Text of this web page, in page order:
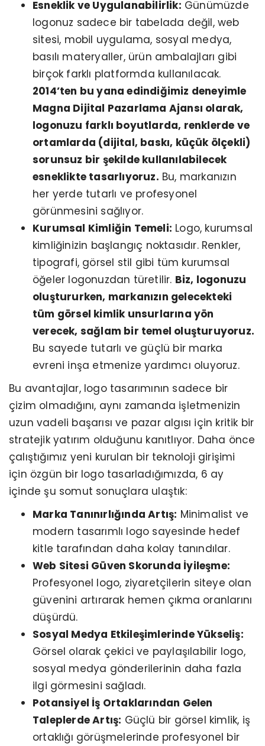
Esneklik ve Uygulanabilirlik: Günümüzde
logonuz sadece bir tabelada değil, web
sitesi, mobil uygulama, sosyal medya,
basılı materyaller, ürün ambalajları gibi
birçok farklı platformda kullanılacak.
2014’ten bu yana edindiğimiz deneyimle
Magna Dijital Pazarlama Ajansı olarak,
logonuzu farklı boyutlarda, renklerde ve
ortamlarda (dijital, baskı, küçük ölçekli)
sorunsuz bir şekilde kullanılabilecek
esneklikte tasarlıyoruz. Bu, markanızın
her yerde tutarlı ve profesyonel
görünmesini sağlıyor.
Kurumsal Kimliğin Temeli: Logo, kurumsal
kimliğinizin başlangıç noktasıdır. Renkler,
tipografi, görsel stil gibi tüm kurumsal
öğeler logonuzdan türetilir. Biz, logonuzu
oluştururken, markanızın gelecekteki
tüm görsel kimlik unsurlarına yön
verecek, sağlam bir temel oluşturuyoruz.
Bu sayede tutarlı ve güçlü bir marka
evreni inşa etmenize yardımcı oluyoruz.
Bu avantajlar, logo tasarımının sadece bir
çizim olmadığını, aynı zamanda işletmenizin
uzun vadeli başarısı ve pazar algısı için kritik bir
stratejik yatırım olduğunu kanıtlıyor. Daha önce
çalıştığımız yeni kurulan bir teknoloji girişimi
için özgün bir logo tasarladığımızda, 6 ay
içinde şu somut sonuçlara ulaştık:
Marka Tanınırlığında Artış: Minimalist ve
modern tasarımlı logo sayesinde hedef
kitle tarafından daha kolay tanındılar.
Web Sitesi Güven Skorunda İyileşme:
Profesyonel logo, ziyaretçilerin siteye olan
güvenini artırarak hemen çıkma oranlarını
düşürdü.
Sosyal Medya Etkileşimlerinde Yükseliş:
Görsel olarak çekici ve paylaşılabilir logo,
sosyal medya gönderilerinin daha fazla
ilgi görmesini sağladı.
Potansiyel İş Ortaklarından Gelen
Taleplerde Artış: Güçlü bir görsel kimlik, iş
ortaklığı görüşmelerinde profesyonel bir